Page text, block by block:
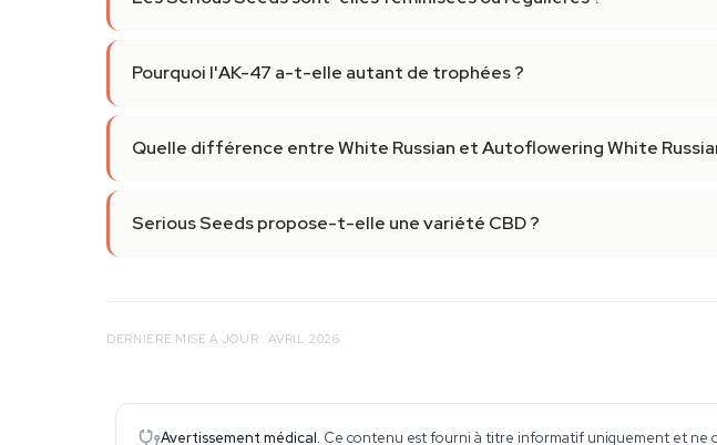
Pourquoi l'AK-47 a-t-elle autant de trophées ?
Quelle différence entre White Russian et Autoflowering White
Serious Seeds propose-t-elle une variété CBD ?
DERNIÈRE MISE À JOUR : AVRIL 2026
Avertissement médical. Ce contenu est fourni à titre informatif uniquement et ne